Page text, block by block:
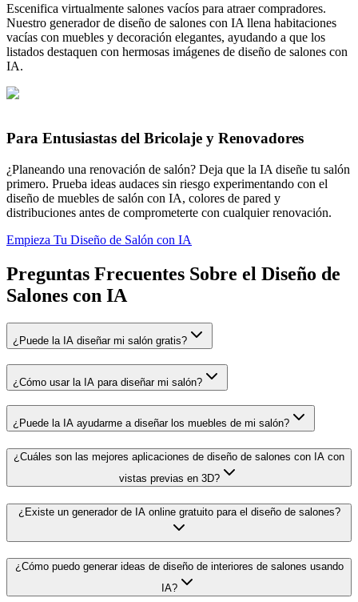
Escenifica virtualmente salones vacíos para atraer compradores.
Nuestro generador de diseño de salones con IA llena habitaciones
vacías con muebles y decoración elegantes, ayudando a que los
listados destaquen con hermosas imágenes de diseño de salones con
IA.
Para Entusiastas del Bricolaje y Renovadores
¿Planeando una renovación de salón? Deja que la IA diseñe tu salón
primero. Prueba ideas audaces sin riesgo experimentando con el
diseño de muebles de salón con IA, colores de pared y
distribuciones antes de comprometerte con cualquier renovación.
Empieza Tu Diseño de Salón con IA
Preguntas Frecuentes Sobre el Diseño de
Salones con IA
¿Puede la IA diseñar mi salón gratis?
¿Cómo usar la IA para diseñar mi salón?
¿Puede la IA ayudarme a diseñar los muebles de mi salón?
¿Cuáles son las mejores aplicaciones de diseño de salones con IA con
vistas previas en 3D?
¿Existe un generador de IA online gratuito para el diseño de salones?
¿Cómo puedo generar ideas de diseño de interiores de salones usando
IA?